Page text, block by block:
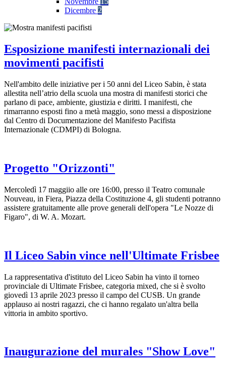
Dicembre 2
Esposizione manifesti internazionali dei
movimenti pacifisti
Nell'ambito delle iniziative per i 50 anni del Liceo Sabin, è stata
allestita nell’atrio della scuola una mostra di manifesti storici che
parlano di pace, ambiente, giustizia e diritti. I manifesti, che
rimarranno esposti fino a metà maggio, sono messi a disposizione
dal Centro di Documentazione del Manifesto Pacifista
Internazionale (CDMPI) di Bologna.
Progetto "Orizzonti"
Mercoledì 17 maggiio alle ore 16:00, presso il Teatro comunale
Nouveau, in Fiera, Piazza della Costituzione 4, gli studenti potranno
assistere gratuitamente alle prove generali dell'opera "Le Nozze di
Figaro", di W. A. Mozart.
Il Liceo Sabin vince nell'Ultimate Frisbee
La rappresentativa d'istituto del Liceo Sabin ha vinto il torneo
provinciale di Ultimate Frisbee, categoria mixed, che si è svolto
giovedì 13 aprile 2023 presso il campo del CUSB. Un grande
applauso ai nostri ragazzi, che ci hanno regalato un'altra bella
vittoria in ambito sportivo.
Inaugurazione del murales "Show Love"